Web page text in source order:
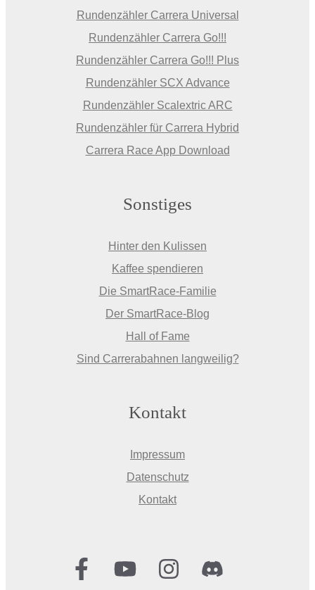
Rundenzähler Carrera Universal
Rundenzähler Carrera Go!!!
Rundenzähler Carrera Go!!! Plus
Rundenzähler SCX Advance
Rundenzähler Scalextric ARC
Rundenzähler für Carrera Hybrid
Carrera Race App Download
Sonstiges
Hinter den Kulissen
Kaffee spendieren
Die SmartRace-Familie
Der SmartRace-Blog
Hall of Fame
Sind Carrerabahnen langweilig?
Kontakt
Impressum
Datenschutz
Kontakt